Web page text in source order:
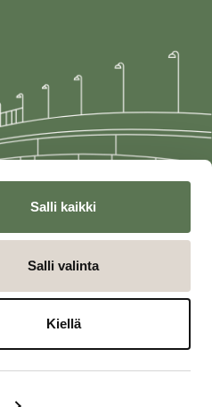
Salli kaikki
Salli valinta
Kiellä